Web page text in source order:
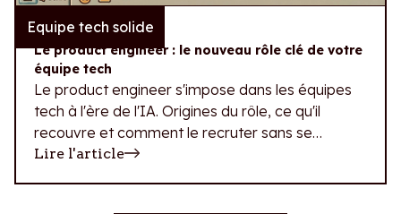
Equipe tech solide
10.07.2026
Le product engineer : le nouveau rôle clé de votre
équipe tech
Le product engineer s'impose dans les équipes
tech à l'ère de l'IA. Origines du rôle, ce qu'il
recouvre et comment le recruter sans se
tromper de profil.
Lire l'article